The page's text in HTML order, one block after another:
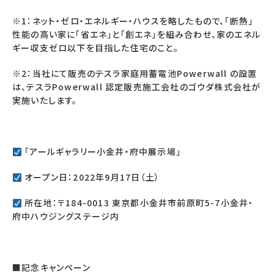
※1：ネット・ゼロ・エネルギー・ハウスを略したもので、「断熱」
性能の高い家に「省エネ」と「創エネ」を組み合わせ、家のエネル
ギー収支ゼロ以下を目指した住宅のこと。
※2：当社にて販売のテスラ家庭用蓄電池Powerwall の設置
は、テスラPowerwall 認定販売施工会社のゴウダ株式会社が
実施いたします。
「アールギャラリー小金井・府中展示場」
オープン日：2022年9月17日（土）
所在地：〒184-0013 東京都小金井市前原町5-7小金井・
府中ハウジングステージ内
■記念キャンペーン